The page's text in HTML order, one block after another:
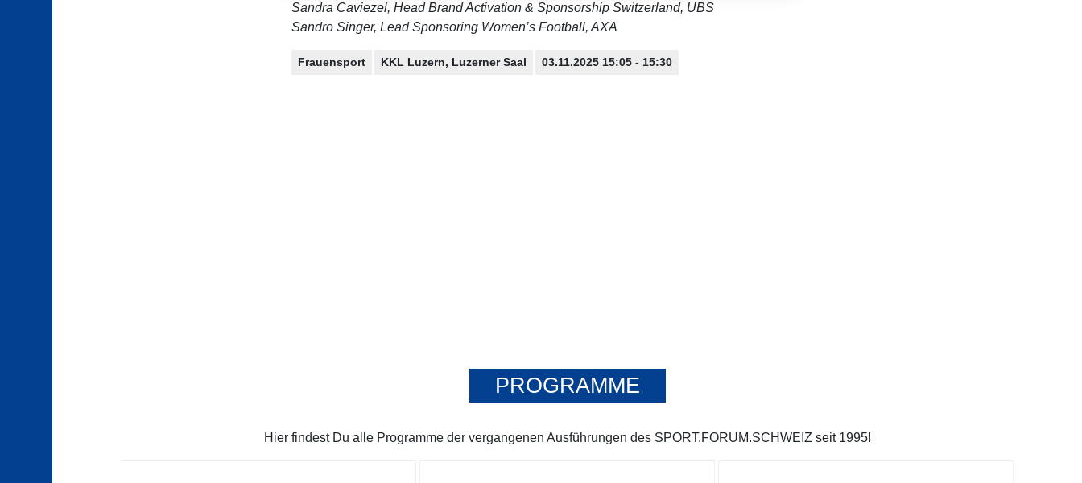
Sandra Caviezel, Head Brand Activation & Sponsorship Switzerland, UBS
Sandro Singer, Lead Sponsoring Women’s Football, AXA
Frauensport KKL Luzern, Luzerner Saal 03.11.2025 15:05 - 15:30
PROGRAMME
Hier findest Du alle Programme der vergangenen Ausführungen des SPORT.FORUM.SCHWEIZ seit 1995!